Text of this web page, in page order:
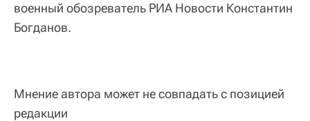
военный обозреватель РИА Новости Константин
Богданов.
Мнение автора может не совпадать с позицией
редакции